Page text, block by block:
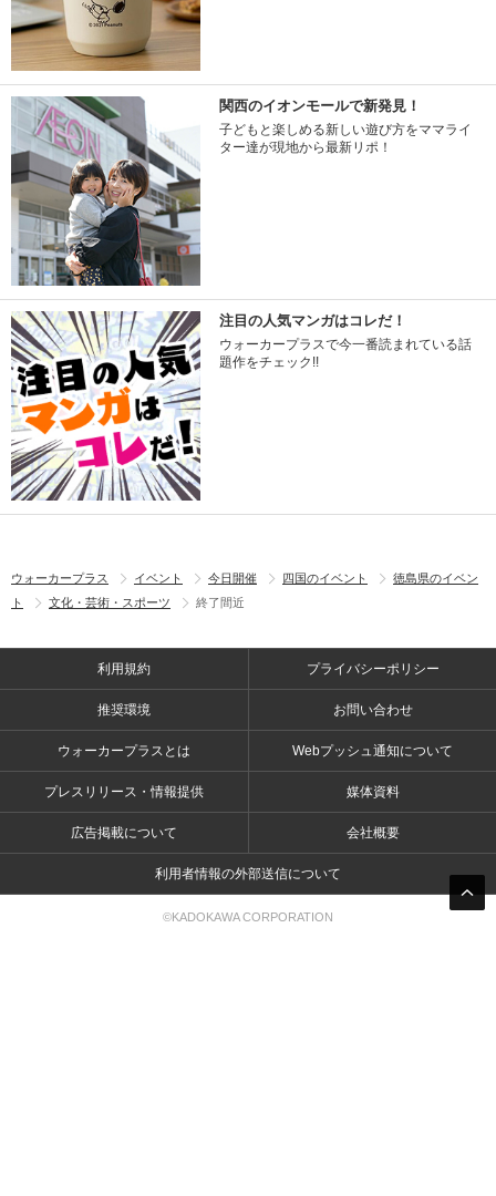
関西のイオンモールで新発見！
子どもと楽しめる新しい遊び方をママライ
ター達が現地から最新リポ！
注目の人気マンガはコレだ！
ウォーカープラスで今一番読まれている話
題作をチェック!!
ウォーカープラス イベント 今日開催 四国のイベント
徳島県のイベン
ト
文化・芸術・スポーツ 終了間近
利用規約 プライバシーポリシー
推奨環境 お問い合わせ
ウォーカープラスとは Webプッシュ通知について
プレスリリース・情報提供 媒体資料
広告掲載について 会社概要
利用者情報の外部送信について
©KADOKAWA CORPORATION